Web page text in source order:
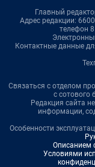
Главный
Адрес редакции:
телефон
Контактные данные
Связаться с отделом
с сотового
Редакция сайта
информации,
Особенности
Описанием
Условиями